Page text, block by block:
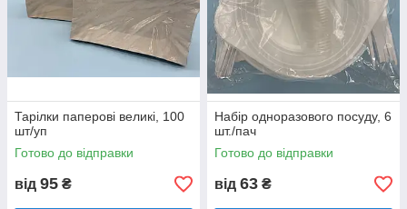
Тарілки паперові великі, 100
шт/уп
Готово до відправки
від 95 ₴
Набір одноразового посуду, 6
шт./пач
Готово до відправки
від 63 ₴